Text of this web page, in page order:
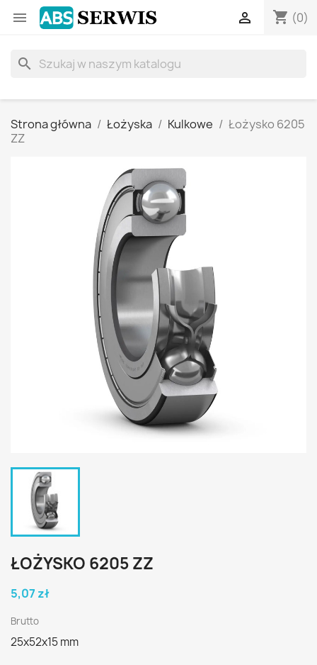
 shopping_cart (0)

search
Strona główna Łożyska Kulkowe
Łożysko 6205
ZZ
ŁOŻYSKO 6205 ZZ
5,07 zł
Brutto
25x52x15 mm